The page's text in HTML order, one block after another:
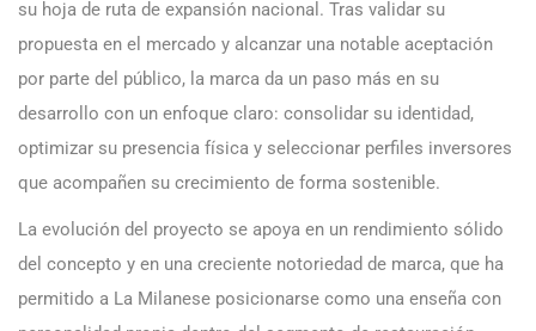
su hoja de ruta de expansión nacional. Tras validar su
propuesta en el mercado y alcanzar una notable aceptación
por parte del público, la marca da un paso más en su
desarrollo con un enfoque claro: consolidar su identidad,
optimizar su presencia física y seleccionar perfiles inversores
que acompañen su crecimiento de forma sostenible.
La evolución del proyecto se apoya en un rendimiento sólido
del concepto y en una creciente notoriedad de marca, que ha
permitido a La Milanese posicionarse como una enseña con